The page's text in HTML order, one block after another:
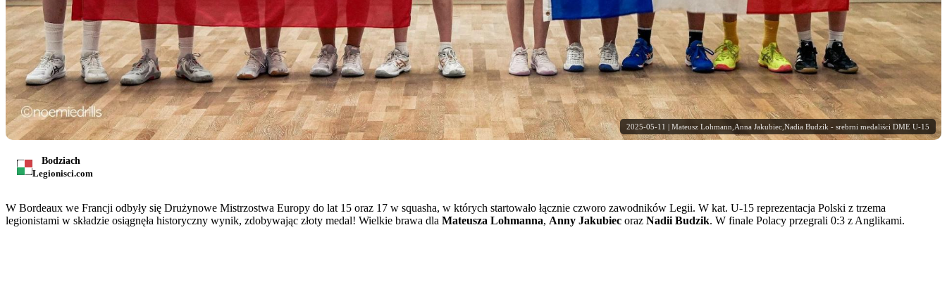
2025-05-11 | Mateusz Lohmann,Anna Jakubiec,Nadia Budzik - srebrni medaliści DME U-15
Bodziach
Legionisci.com
W Bordeaux we Francji odbyły się Drużynowe Mistrzostwa Europy do lat 15 oraz 17 w squasha, w których startowało łącznie czworo zawodników Legii. W kat. U-15 reprezentacja Polski z trzema
legionistami w składzie osiągnęła historyczny wynik, zdobywając złoty medal! Wielkie brawa dla Mateusza Lohmanna, Anny Jakubiec oraz Nadii Budzik. W finale Polacy przegrali 0:3 z Anglikami.